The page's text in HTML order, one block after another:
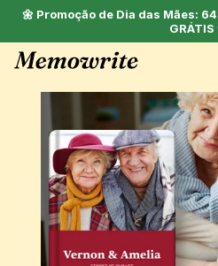
🌼 Promoção de Dia das Mães:
GRÁTIS